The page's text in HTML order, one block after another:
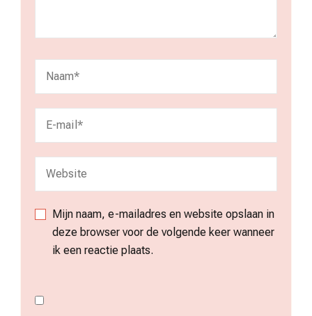
Mijn naam, e-mailadres en website opslaan in
deze browser voor de volgende keer wanneer
ik een reactie plaats.